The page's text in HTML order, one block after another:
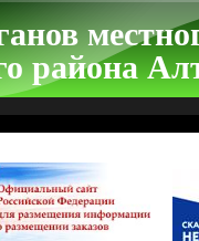
района